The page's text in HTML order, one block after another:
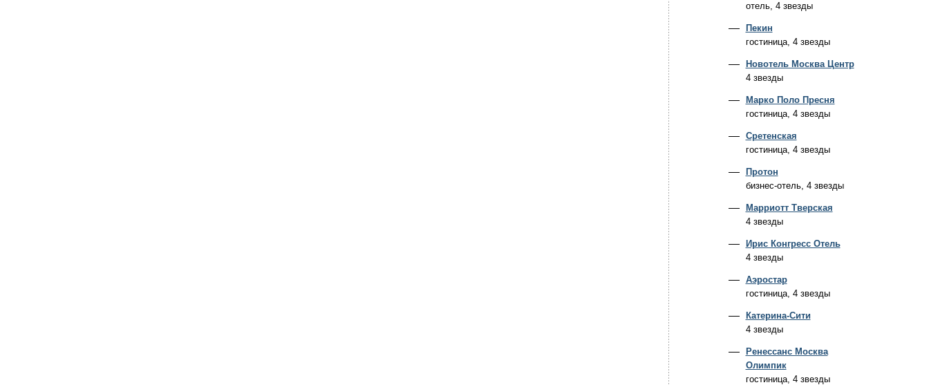
отель, 4 звезды
Пекин
гостиница, 4 звезды
Новотель Москва Центр
4 звезды
Марко Поло Пресня
гостиница, 4 звезды
Сретенская
гостиница, 4 звезды
Протон
бизнес-отель, 4 звезды
Марриотт Тверская
4 звезды
Ирис Конгресс Отель
4 звезды
Аэростар
гостиница, 4 звезды
Катерина-Сити
4 звезды
Ренессанс Москва
Олимпик
гостиница, 4 звезды